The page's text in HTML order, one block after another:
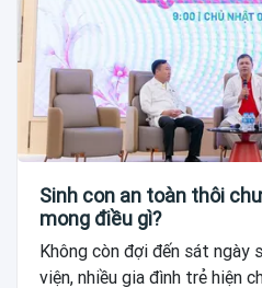
Sinh con an toàn thôi
mong điều gì?
Không còn đợi đến sát ngày
viện, nhiều gia đình trẻ hiện